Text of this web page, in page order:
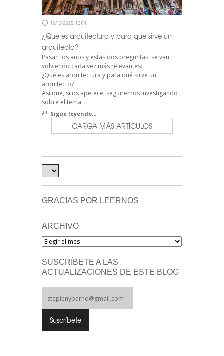
16/12/2025, 13:04
¿Qué es arquitectura y para qué sirve un
arquitecto?
Pasan los años y estas dos preguntas, se van
volviendo cada vez más relevantes:
¿Qué es arquitectura y para qué sirve un
arquitecto?
Así que, si os apetece, seguiremos investigando
sobre el tema.
Sigue leyendo...
CARGA MÁS ARTÍCULOS
GRACIAS POR LEERNOS
ARCHIVO
Archivo
SUSCRÍBETE A LAS
ACTUALIZACIONES DE ESTE BLOG